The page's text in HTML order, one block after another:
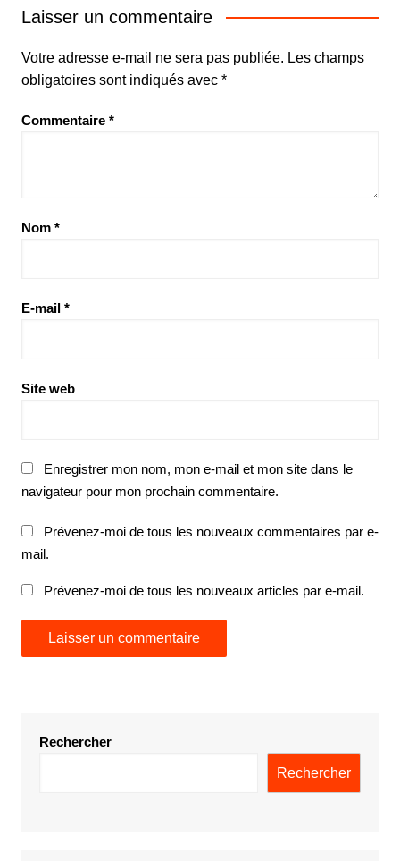
Laisser un commentaire
Votre adresse e-mail ne sera pas publiée. Les champs
obligatoires sont indiqués avec *
Commentaire *
Nom *
E-mail *
Site web
Enregistrer mon nom, mon e-mail et mon site dans le
navigateur pour mon prochain commentaire.
Prévenez-moi de tous les nouveaux commentaires par e-
mail.
Prévenez-moi de tous les nouveaux articles par e-mail.
Rechercher
Rechercher